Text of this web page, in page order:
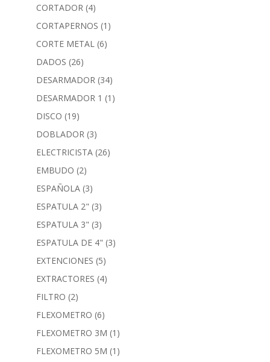
CORTADOR (4)
CORTAPERNOS (1)
CORTE METAL (6)
DADOS (26)
DESARMADOR (34)
DESARMADOR 1 (1)
DISCO (19)
DOBLADOR (3)
ELECTRICISTA (26)
EMBUDO (2)
ESPAÑOLA (3)
ESPATULA 2" (3)
ESPATULA 3" (3)
ESPATULA DE 4" (3)
EXTENCIONES (5)
EXTRACTORES (4)
FILTRO (2)
FLEXOMETRO (6)
FLEXOMETRO 3M (1)
FLEXOMETRO 5M (1)